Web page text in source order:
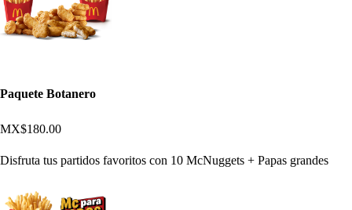
Paquete Botanero
MX$180.00
Disfruta tus partidos favoritos con 10 McNuggets + Papas grandes